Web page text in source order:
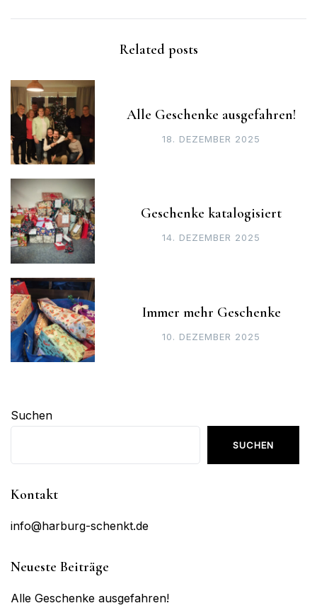
Related posts
Alle Geschenke ausgefahren!
18. DEZEMBER 2025
Geschenke katalogisiert
14. DEZEMBER 2025
Immer mehr Geschenke
10. DEZEMBER 2025
Suchen
SUCHEN
Kontakt
info@harburg-schenkt.de
Neueste Beiträge
Alle Geschenke ausgefahren!